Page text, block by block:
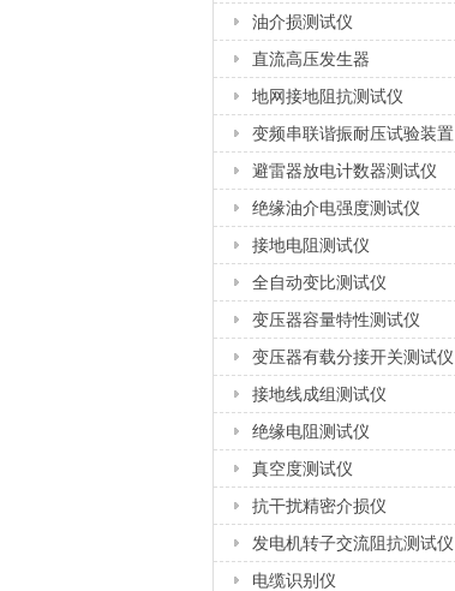
油介损测试仪
直流高压发生器
地网接地阻抗测试仪
变频串联谐振耐压试验装置
避雷器放电计数器测试仪
绝缘油介电强度测试仪
接地电阻测试仪
全自动变比测试仪
变压器容量特性测试仪
变压器有载分接开关测试仪
接地线成组测试仪
绝缘电阻测试仪
真空度测试仪
抗干扰精密介损仪
发电机转子交流阻抗测试仪
电缆识别仪